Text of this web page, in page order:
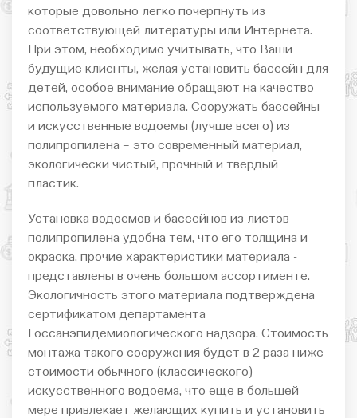
которые довольно легко почерпнуть из
соответствующей литературы или Интернета.
При этом, необходимо учитывать, что Ваши
будущие клиенты, желая установить бассейн для
детей, особое внимание обращают на качество
используемого материала. Сооружать бассейны
и искусственные водоемы (лучше всего) из
полипропилена – это современный материал,
экологически чистый, прочный и твердый
пластик.
Установка водоемов и бассейнов из листов
полипропилена удобна тем, что его толщина и
окраска, прочие характеристики материала -
представлены в очень большом ассортименте.
Экологичность этого материала подтверждена
сертификатом департамента
Госсанэпидемиологического надзора. Стоимость
монтажа такого сооружения будет в 2 раза ниже
стоимости обычного (классического)
искусственного водоема, что еще в большей
мере привлекает желающих купить и установить